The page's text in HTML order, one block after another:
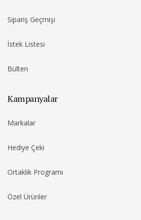
Sipariş Geçmişi
İstek Listesi
Bülten
Kampanyalar
Markalar
Hediye Çeki
Ortaklık Programı
Özel Ürünler